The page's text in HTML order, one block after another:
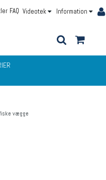
Information
Videotek
FAQ
vægge